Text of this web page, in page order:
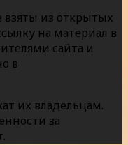
взяты из открытых
на материал в
сайта и
в
их владельцам.
за